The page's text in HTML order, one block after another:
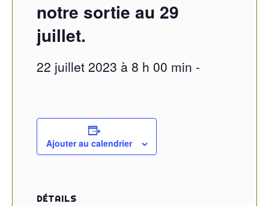
notre sortie au 29
juillet.
22 juillet 2023 à 8 h 00 min -
Ajouter au calendrier
DÉTAILS